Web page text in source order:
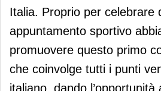
Italia. Proprio per celebrare
appuntamento sportivo
promuovere questo primo
che coinvolge tutti i punti
italiano, dando l’opportunità